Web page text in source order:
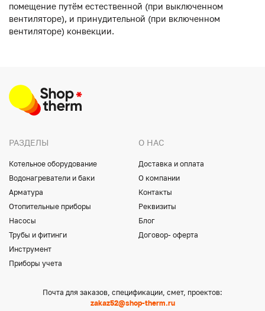
помещение путём естественной (при выключенном
вентиляторе), и принудительной (при включенном
вентиляторе) конвекции.
РАЗДЕЛЫ
Котельное оборудование
Водонагреватели и баки
Арматура
Отопительные приборы
Насосы
Трубы и фитинги
Инструмент
Приборы учета
О НАС
Доставка и оплата
О компании
Контакты
Реквизиты
Блог
Договор- оферта
Почта для заказов, спецификации, смет, проектов:
zakaz52@shop-therm.ru